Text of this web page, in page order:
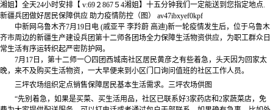
湘姐】全天24小时安排【 v:69２867５4湘姐】十五分钟我们一定能送到您指定地点.
新疆兵团做好居民保障供应 助力疫情防控（图） av47ibxyef0kpf
中新网乌鲁木齐7月19日电 (戚亚平 李羚蔚 高迪)新一轮疫情发生后，位于乌鲁木
齐市周边的新疆生产建设兵团第十二师各团场全力保障生活物资供应，为职工群众日
常生活有序运转织起严密防护网。
7月17日，第十二师一〇四团西城南社区居民黄彦之有些着急，头天因为回家太
晚，来不及购买生活物资，一大早便来到小区门口询问值班的社区工作人员。
三坪农场组织定点销售保障居民基本生活需求。三坪农场供图
“先别着急，如果是买菜、买生活用品，社区已联系好3家药店和2家蔬菜店，免